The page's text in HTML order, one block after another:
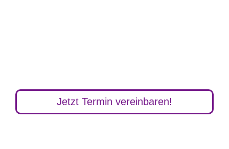
Jetzt Termin vereinbaren!